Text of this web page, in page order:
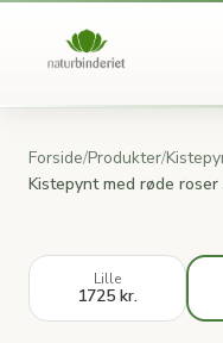
Forside/Produkter/
Kistepynt med røde
Lille
1725 kr.